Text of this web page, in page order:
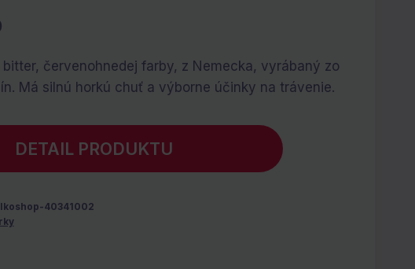
Aktuálna
je:
bitter, červenohnedej farby, z Nemecka, vyrábaný zo
Má silnú horkú chuť a výborne účinky na trávenie.
DETAIL PRODUKTU
40341002